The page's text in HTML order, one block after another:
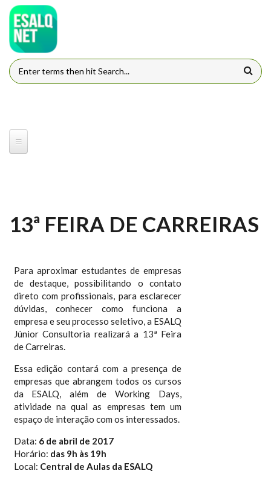
Pular para o conteúdo principal
FORMULÁRIO DE BUSCA
13ª FEIRA DE CARREIRAS
Para aproximar estudantes de empresas
de destaque, possibilitando o contato
direto com profissionais, para esclarecer
dúvidas, conhecer como funciona a
empresa e seu processo seletivo, a ESALQ
Júnior Consultoria realizará a 13ª Feira
de Carreiras.
Essa edição contará com a presença de
empresas que abrangem todos os cursos
da ESALQ, além de Working Days,
atividade na qual as empresas tem um
espaço de interação com os interessados.
Data: 6 de abril de 2017
Horário: das 9h às 19h
Local: Central de Aulas da ESALQ